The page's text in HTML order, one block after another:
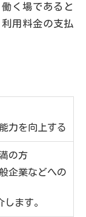
く場であると
用料金の支払
力を向上する
の方
企業などへの
ます。